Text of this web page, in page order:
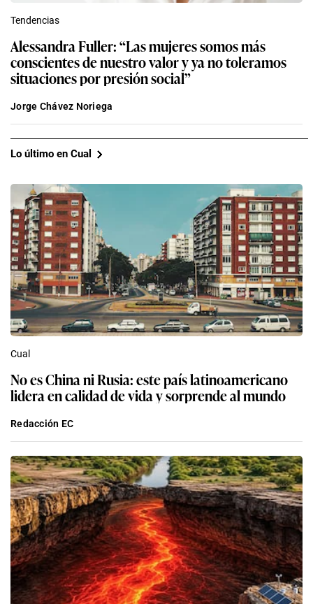
Tendencias
Alessandra Fuller: “Las mujeres somos más
conscientes de nuestro valor y ya no toleramos
situaciones por presión social”
Jorge Chávez Noriega
Lo último en Cual
Cual
No es China ni Rusia: este país latinoamericano
lidera en calidad de vida y sorprende al mundo
Redacción EC